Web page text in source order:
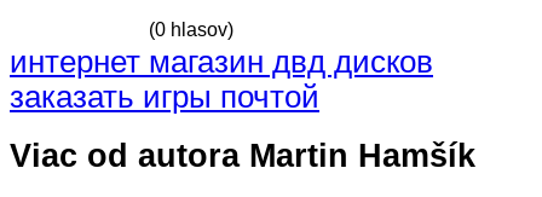
(0 hlasov)
интернет магазин двд дисков
заказать игры почтой
Viac od autora Martin Hamšík